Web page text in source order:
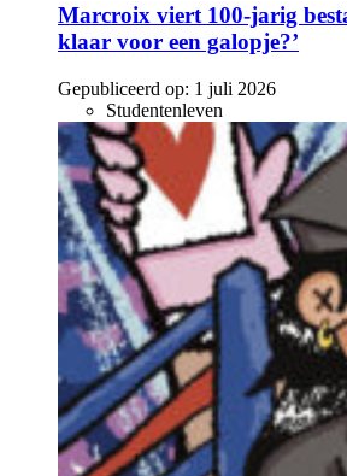
Marcroix viert 100-jarig
klaar voor een galopje?’
Gepubliceerd op: 1 juli 2026
Studentenleven